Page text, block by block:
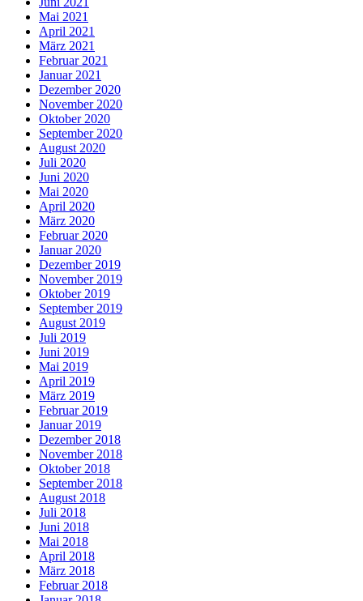
Mai 2021
April 2021
März 2021
Februar 2021
Januar 2021
Dezember 2020
November 2020
Oktober 2020
September 2020
August 2020
Juli 2020
Juni 2020
Mai 2020
April 2020
März 2020
Februar 2020
Januar 2020
Dezember 2019
November 2019
Oktober 2019
September 2019
August 2019
Juli 2019
Juni 2019
Mai 2019
April 2019
März 2019
Februar 2019
Januar 2019
Dezember 2018
November 2018
Oktober 2018
September 2018
August 2018
Juli 2018
Juni 2018
Mai 2018
April 2018
März 2018
Februar 2018